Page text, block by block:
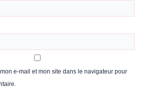
e-mail et mon site dans le navigateur pour